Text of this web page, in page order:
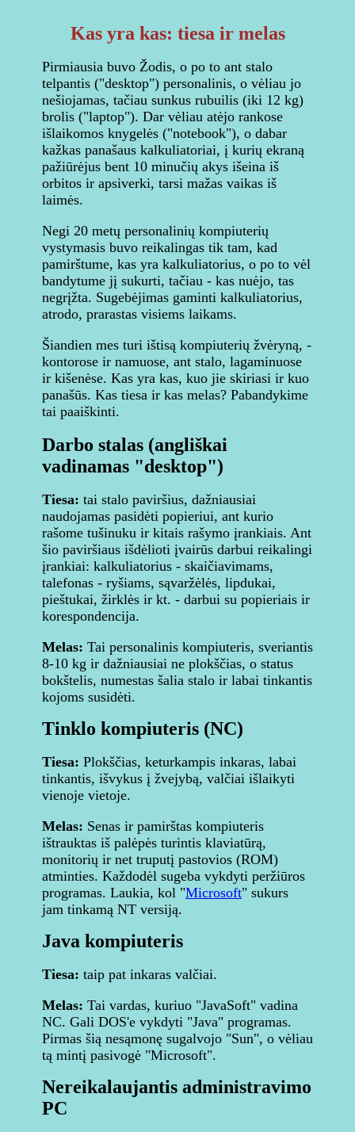
Kas yra kas: tiesa ir melas
Pirmiausia buvo Žodis, o po to ant stalo
telpantis ("desktop") personalinis, o vėliau jo
nešiojamas, tačiau sunkus rubuilis (iki 12 kg)
brolis ("laptop"). Dar vėliau atėjo rankose
išlaikomos knygelės ("notebook"), o dabar
kažkas panašaus kalkuliatoriai, į kurių ekraną
pažiūrėjus bent 10 minučių akys išeina iš
orbitos ir apsiverki, tarsi mažas vaikas iš
laimės.
Negi 20 metų personalinių kompiuterių
vystymasis buvo reikalingas tik tam, kad
pamirštume, kas yra kalkuliatorius, o po to vėl
bandytume jį sukurti, tačiau - kas nuėjo, tas
negrįžta. Sugebėjimas gaminti kalkuliatorius,
atrodo, prarastas visiems laikams.
Šiandien mes turi ištisą kompiuterių žvėryną, -
kontorose ir namuose, ant stalo, lagaminuose
ir kišenėse. Kas yra kas, kuo jie skiriasi ir kuo
panašūs. Kas tiesa ir kas melas? Pabandykime
tai paaiškinti.
Darbo stalas (angliškai
vadinamas "desktop")
Tiesa: tai stalo paviršius, dažniausiai
naudojamas pasidėti popieriui, ant kurio
rašome tušinuku ir kitais rašymo įrankiais. Ant
šio paviršiaus išdėlioti įvairūs darbui reikalingi
įrankiai: kalkuliatorius - skaičiavimams,
talefonas - ryšiams, sąvaržėlės, lipdukai,
pieštukai, žirklės ir kt. - darbui su popieriais ir
korespondencija.
Melas: Tai personalinis kompiuteris, sveriantis
8-10 kg ir dažniausiai ne plokščias, o status
bokštelis, numestas šalia stalo ir labai tinkantis
kojoms susidėti.
Tinklo kompiuteris (NC)
Tiesa: Plokščias, keturkampis inkaras, labai
tinkantis, išvykus į žvejybą, valčiai išlaikyti
vienoje vietoje.
Melas: Senas ir pamirštas kompiuteris
ištrauktas iš palėpės turintis klaviatūrą,
monitorių ir net truputį pastovios (ROM)
atminties. Každodėl sugeba vykdyti peržiūros
programas. Laukia, kol "Microsoft" sukurs
jam tinkamą NT versiją.
Java kompiuteris
Tiesa: taip pat inkaras valčiai.
Melas: Tai vardas, kuriuo "JavaSoft" vadina
NC. Gali DOS'e vykdyti "Java" programas.
Pirmas šią nesąmonę sugalvojo "Sun", o vėliau
tą mintį pasivogė "Microsoft".
Nereikalaujantis administravimo
PC